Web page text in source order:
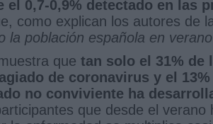
el 0,7-0,9% detectado en las
como explican los autores de
la población española en
que tan solo el 31% de
de coronavirus y el
no conviviente ha
que desde el